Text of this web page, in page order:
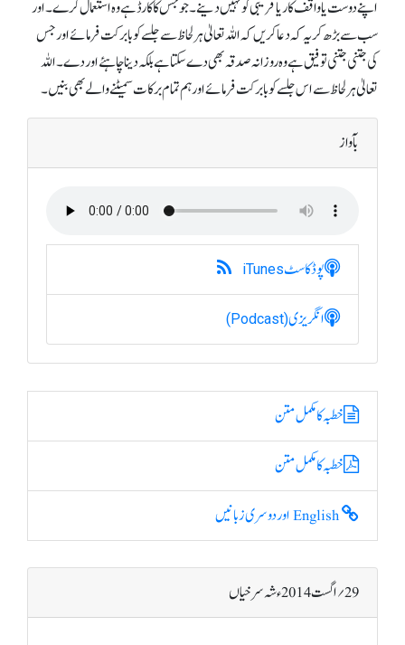
اپنے دوست یا واقف کار یا قریبی کو نہیں دینے۔ جو جس کا کارڈ ہے وہ استعمال کرے۔ اور
سب سے بڑھ کر یہ کہ دعا کریں کہ اللہ تعالیٰ ہر لحاظ سے جلسے کو بابرکت فرمائے اور جس
کی جتنی جتنی توفیق ہے وہ روزانہ صدقہ بھی دے سکتا ہے بلکہ دینا چاہئے اور دے۔ اللہ
تعالیٰ ہر لحاظ سے اس جلسے کو بابرکت فرمائے اور ہم تمام برکات سمیٹنے والے بھی بنیں۔
بآواز
پوڈکاسٹiTunes
انگریزی(Podcast)
خطبہ کا مکمل متن
خطبہ کا مکمل متن
29؍ اگست 2014ء شہ سرخیاں